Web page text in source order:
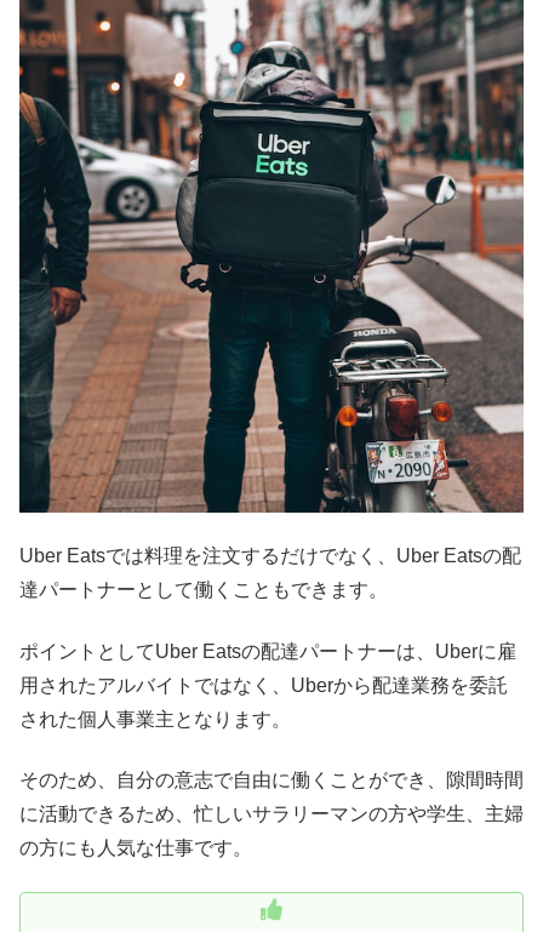
Uber Eatsでは料理を注文するだけでなく、Uber Eatsの配
達パートナーとして働くこともできます。
ポイントとしてUber Eatsの配達パートナーは、Uberに雇
用されたアルバイトではなく、Uberから配達業務を委託
された個人事業主となります。
そのため、自分の意志で自由に働くことができ、隙間時間
に活動できるため、忙しいサラリーマンの方や学生、主婦
の方にも人気な仕事です。